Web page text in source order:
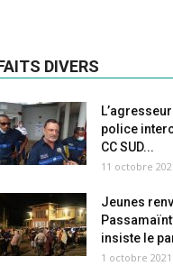
DIVERS
police
CC SUD...
11 octobre
Jeunes
insiste le
1 octobre 2021